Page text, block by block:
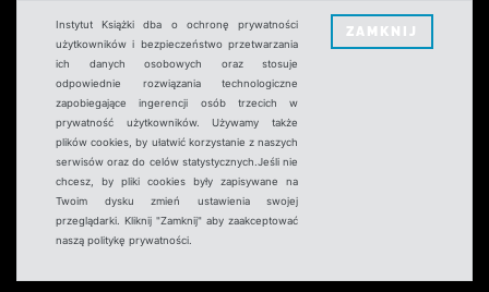
Instytut Książki dba o ochronę prywatności
użytkowników i bezpieczeństwo przetwarzania
ich danych osobowych oraz stosuje
odpowiednie rozwiązania technologiczne
zapobiegające ingerencji osób trzecich w
prywatność użytkowników. Używamy także
plików cookies, by ułatwić korzystanie z naszych
serwisów oraz do celów statystycznych.Jeśli nie
chcesz, by pliki cookies były zapisywane na
Twoim dysku zmień ustawienia swojej
przeglądarki. Kliknij "Zamknij" aby zaakceptować
naszą politykę prywatności.
ZAMKNIJ